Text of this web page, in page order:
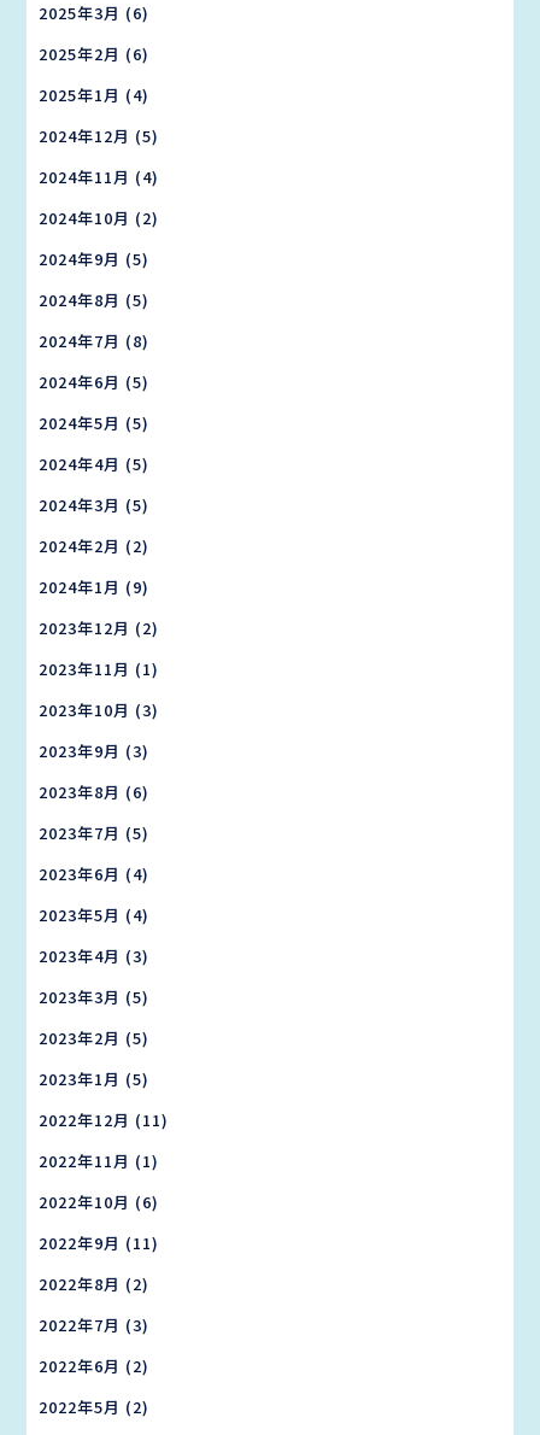
2025年3月 (6)
2025年2月 (6)
2025年1月 (4)
2024年12月 (5)
2024年11月 (4)
2024年10月 (2)
2024年9月 (5)
2024年8月 (5)
2024年7月 (8)
2024年6月 (5)
2024年5月 (5)
2024年4月 (5)
2024年3月 (5)
2024年2月 (2)
2024年1月 (9)
2023年12月 (2)
2023年11月 (1)
2023年10月 (3)
2023年9月 (3)
2023年8月 (6)
2023年7月 (5)
2023年6月 (4)
2023年5月 (4)
2023年4月 (3)
2023年3月 (5)
2023年2月 (5)
2023年1月 (5)
2022年12月 (11)
2022年11月 (1)
2022年10月 (6)
2022年9月 (11)
2022年8月 (2)
2022年7月 (3)
2022年6月 (2)
2022年5月 (2)